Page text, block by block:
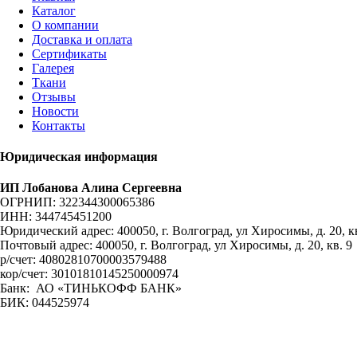
Каталог
О компании
Доставка и оплата
Сертификаты
Галерея
Ткани
Отзывы
Новости
Контакты
Юридическая информация
ИП Лобанова Алина Сергеевна
ОГРНИП: 322344300065386
ИНН: 344745451200
Юридический адрес: 400050, г. Волгоград, ул Хиросимы, д. 20,
Почтовый адрес: 400050, г. Волгоград, ул Хиросимы, д. 20, кв. 9
р/счет: 40802810700003579488
кор/счет: 30101810145250000974
Банк: АО «ТИНЬКОФФ БАНК»
БИК: 044525974